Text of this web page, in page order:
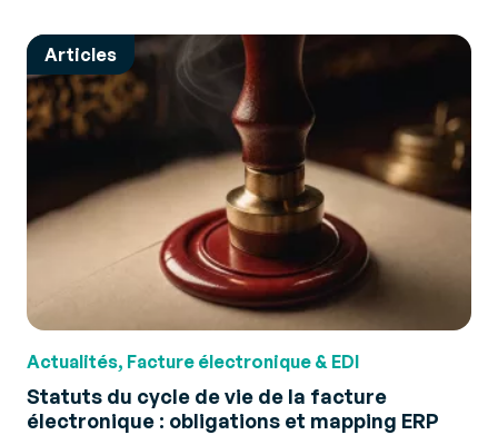
Articles
Actualités, Facture électronique & EDI
Statuts du cycle de vie de la facture
électronique : obligations et mapping ERP